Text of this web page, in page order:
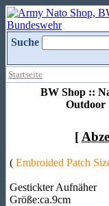
Suche
Startseite
BW Shop ::
Outdoor
[
( Embroided Patch
Gestickter Aufnäher
Größe:ca.9cm